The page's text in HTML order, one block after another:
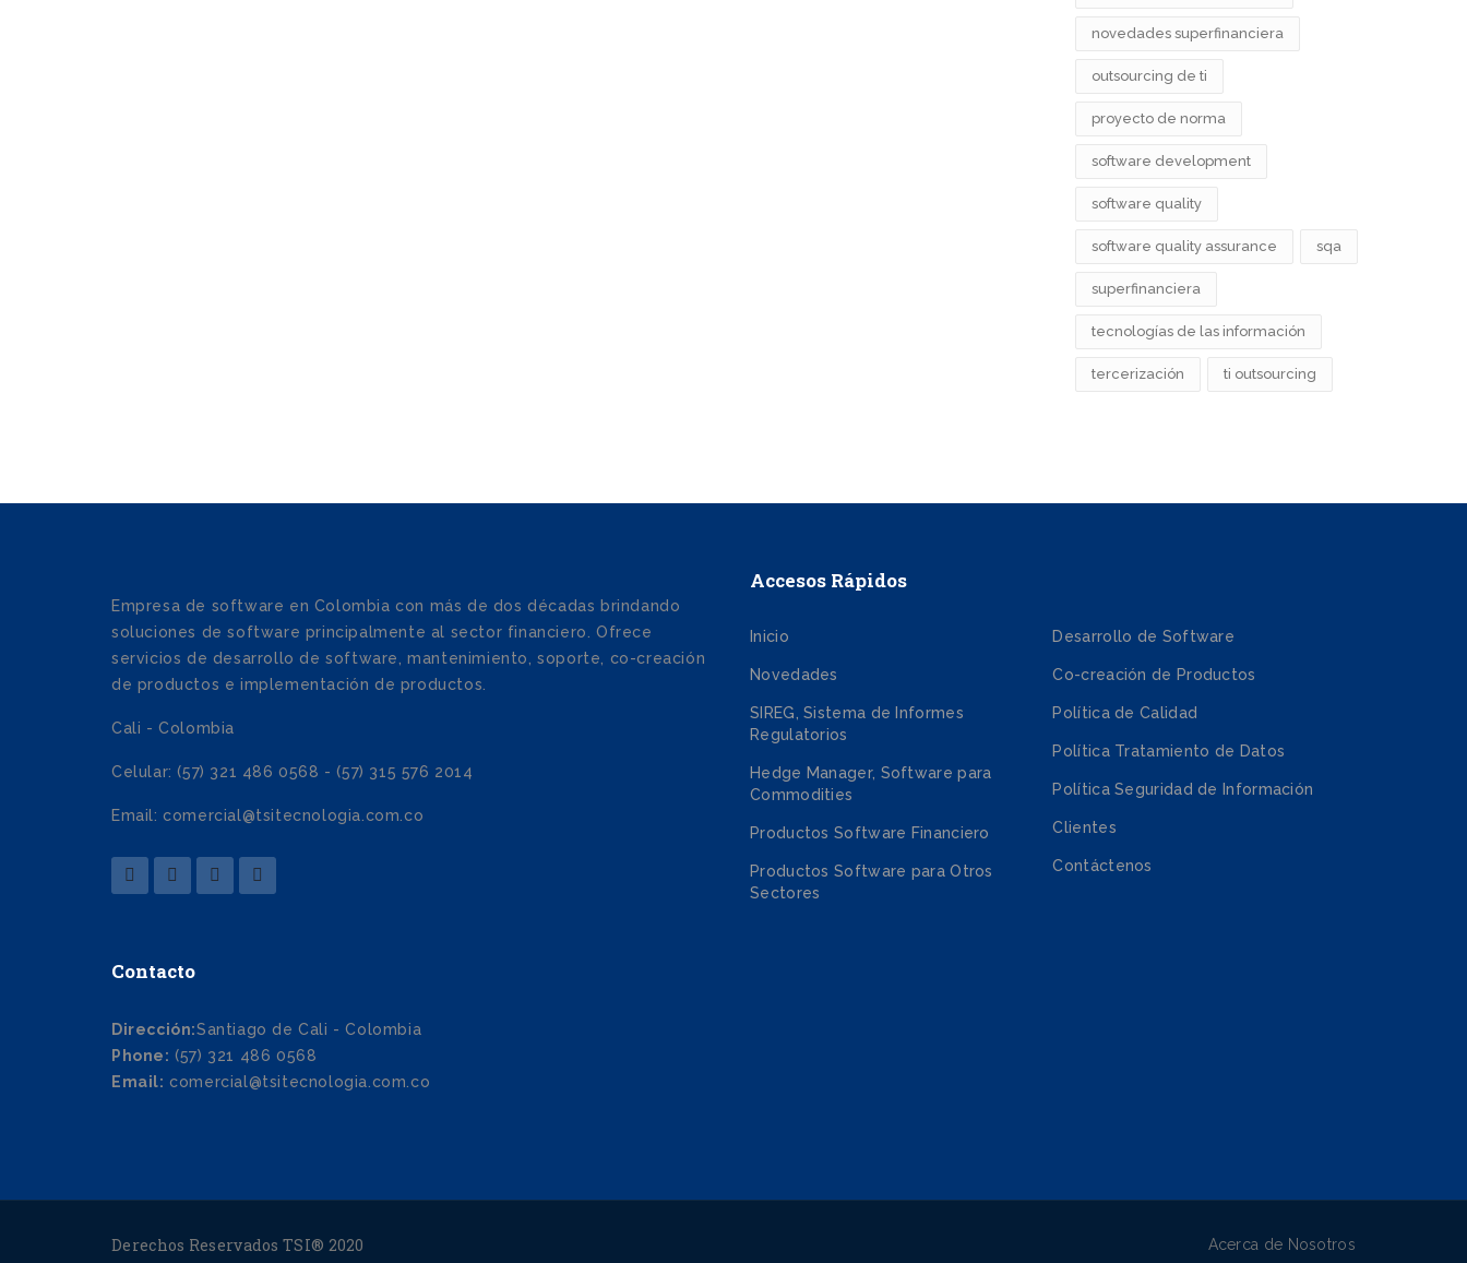
novedades superfinanciera
outsourcing de ti
proyecto de norma
software development
software quality
software quality assurance sqa
superfinanciera
tecnologías de las información
tercerización ti outsourcing
Empresa de software en Colombia con más de dos décadas brindando
soluciones de software principalmente al sector financiero. Ofrece
servicios de desarrollo de software, mantenimiento, soporte, co-creación
de productos e implementación de productos.
Cali - Colombia
Celular: (57) 321 486 0568 - (57) 315 576 2014
Email: comercial@tsitecnologia.com.co
Contacto
Dirección:Santiago de Cali - Colombia
Phone: (57) 321 486 0568
Email: comercial@tsitecnologia.com.co
Accesos Rápidos
Inicio
Novedades
SIREG, Sistema de Informes
Regulatorios
Hedge Manager, Software para
Commodities
Productos Software Financiero
Productos Software para Otros
Sectores
Desarrollo de Software
Co-creación de Productos
Política de Calidad
Política Tratamiento de Datos
Política Seguridad de Información
Clientes
Contáctenos
Derechos Reservados TSI® 2020 Acerca de Nosotros